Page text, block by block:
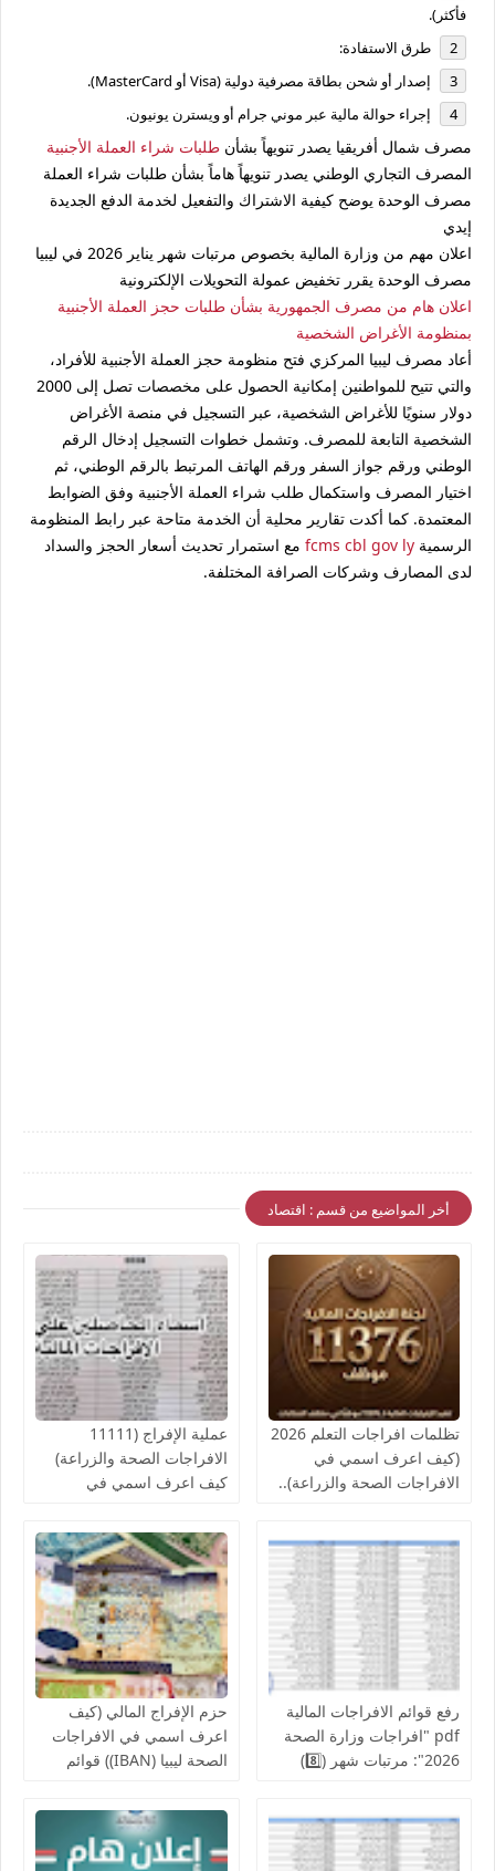
فأكثر).
طرق الاستفادة:
إصدار أو شحن بطاقة مصرفية دولية (Visa أو MasterCard).
إجراء حوالة مالية عبر موني جرام أو ويسترن يونيون.
مصرف شمال أفريقيا يصدر تنويهاً بشأن طلبات شراء العملة الأجنبية
المصرف التجاري الوطني يصدر تنويهاً هاماً بشأن طلبات شراء العملة
مصرف الوحدة يوضح كيفية الاشتراك والتفعيل لخدمة الدفع الجديدة
إيدي
اعلان مهم من وزارة المالية بخصوص مرتبات شهر يناير 2026 في ليبيا
مصرف الوحدة يقرر تخفيض عمولة التحويلات الإلكترونية
اعلان هام من مصرف الجمهورية بشأن طلبات حجز العملة الأجنبية
بمنظومة الأغراض الشخصية
أعاد مصرف ليبيا المركزي فتح منظومة حجز العملة الأجنبية للأفراد،
والتي تتيح للمواطنين إمكانية الحصول على مخصصات تصل إلى 2000
دولار سنويًا للأغراض الشخصية، عبر التسجيل في منصة الأغراض
الشخصية التابعة للمصرف. وتشمل خطوات التسجيل إدخال الرقم
الوطني ورقم جواز السفر ورقم الهاتف المرتبط بالرقم الوطني، ثم
اختيار المصرف واستكمال طلب شراء العملة الأجنبية وفق الضوابط
المعتمدة. كما أكدت تقارير محلية أن الخدمة متاحة عبر رابط المنظومة
الرسمية fcms cbl gov ly مع استمرار تحديث أسعار الحجز والسداد
لدى المصارف وشركات الصرافة المختلفة.
أخر المواضيع من قسم : اقتصاد
تظلمات افراجات التعلم 2026
(كيف اعرف اسمي في
الافراجات الصحة والزراعة)..
الصحة ومراقبات التعليم
عملية الإفراج (11111
الافراجات الصحة والزراعة)
كيف اعرف اسمي في
لإنجاز الإفراج المالي عن
رواتب الموظفين لشهر
أغسطس
رفع قوائم الافراجات المالية
pdf "افراجات وزارة الصحة
2026": مرتبات شهر (8️⃣)
الوطني للبحوث الطبية
والكليات التقنية والمعاهد
حزم الإفراج المالي (كيف
اعرف اسمي في الافراجات
الصحة ليبيا (IBAN)) قوائم
الخدمات المالية الحجر
الزراعي ,جهاز حرس المنشآت
النفطية,جامعة المرقب, فزان,